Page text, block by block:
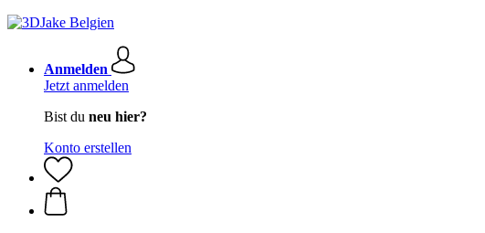
Anmelden
Jetzt anmelden
Bist du neu hier?
Konto erstellen